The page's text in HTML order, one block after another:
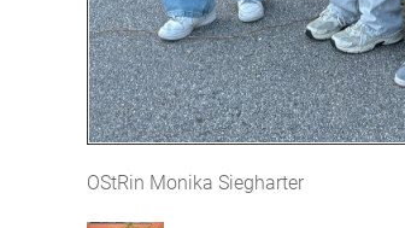
OStRin Monika Siegharter